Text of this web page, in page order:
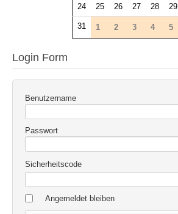
24 25 26 27 28 29
31 1 2 3 4 5
Login Form
Benutzername
Passwort
Sicherheitscode
Angemeldet bleiben